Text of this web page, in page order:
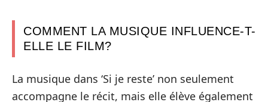
COMMENT LA MUSIQUE INFLUENCE-T-
ELLE LE FILM?
La musique dans ‘Si je reste’ non seulement
accompagne le récit, mais elle élève également